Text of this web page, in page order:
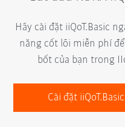
Hãy cài đặt iiQoT.Basic
năng cốt lõi miễn phí
bốt của bạn trong
Cài đặt